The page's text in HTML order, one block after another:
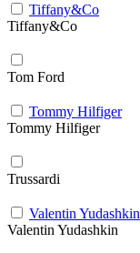
Tiffany&Co
Tiffany&Co
Tom Ford
Tommy Hilfiger
Tommy Hilfiger
Trussardi
Valentin Yudashkin
Valentin Yudashkin